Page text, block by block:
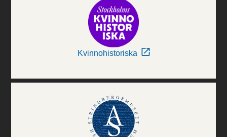
Kvinnohistoriska